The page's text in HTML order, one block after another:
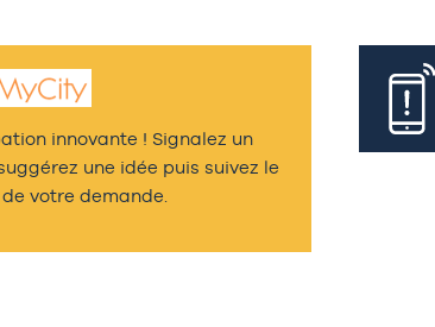
innovante ! Signalez un
une idée puis suivez le
votre demande.